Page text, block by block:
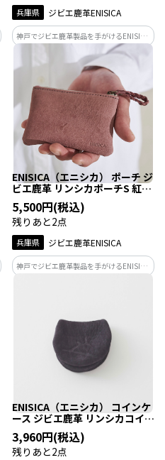
兵庫県 ジビエ鹿革ENISICA
神戸でジビエ鹿革製品を手がけるENISICA
が作った、しなやかで軽い、使い勝手の
よいサイズのポーチ。カラーはラムネ。
沖縄・慶良間諸島の海に浮かぶ、きらめ
く泡をイメージしたペールグリーン。
ENISICA（エニシカ） ポーチ ジ
ビエ鹿革 リンシカポーチS 紅杉
（べにすぎ） 1個
5,500円(税込)
残りあと2点
兵庫県 ジビエ鹿革ENISICA
神戸でジビエ鹿革製品を手がけるENISICA
赤土の大地のエネルギーに満ちたアッシ
ENISICA（エニシカ） コインケ
ース ジビエ鹿革 リンシカコイ
ンケース 古墨（こぼく） 1個
3,960円(税込)
残りあと2点